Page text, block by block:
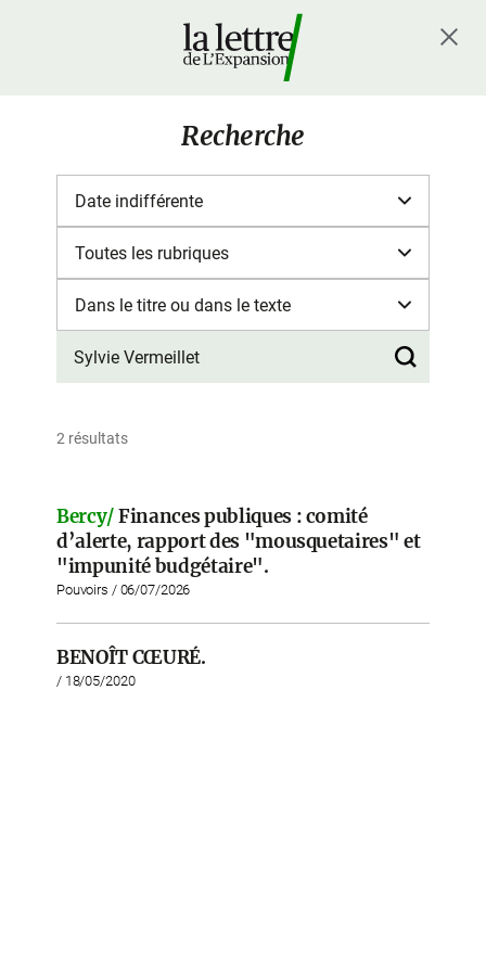
Recherche
2 résultats
Bercy/Finances publiques : comité
d’alerte, rapport des "mousquetaires" et
"impunité budgétaire".
Pouvoirs / 06/07/2026
BENOÎT CŒURÉ.
/ 18/05/2020